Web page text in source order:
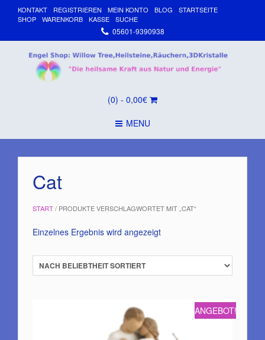
KONTAKT REGISTRIEREN MEIN KONTO BLOG
STARTSEITE
SHOP
WARENKORB KASSE SUCHE
05601-9390938
(0) - 0,00€
MENU
START/ PRODUKTE VERSCHLAGWORTET MIT „CAT“
Cat
Einzelnes Ergebnis wird angezeigt
ANGEBOT!